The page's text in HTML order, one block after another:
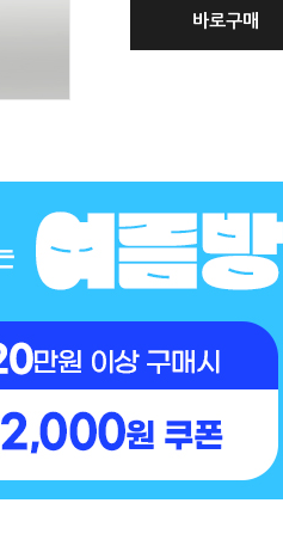
바로구매